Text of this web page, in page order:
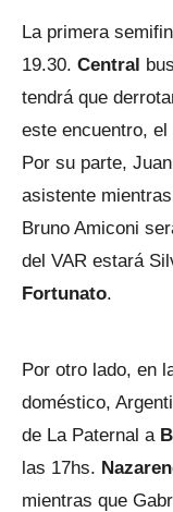
La primera
19.30. Central
tendrá que
este encuentro,
Por su parte,
asistente
Bruno Amiconi
del VAR estará
Fortunato.
Por otro lado, en
doméstico,
de La Paternal a
las 17hs.
mientras que